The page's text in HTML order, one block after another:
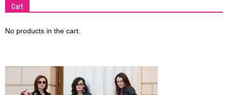
Cart
No products in the cart.